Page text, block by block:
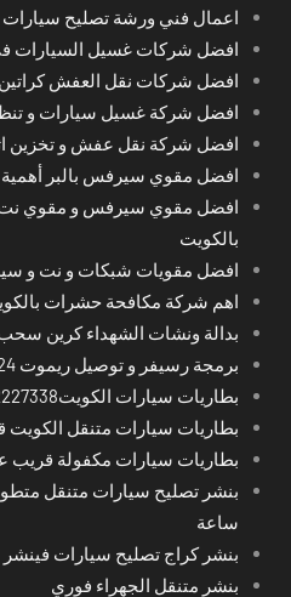
اعمال فني ورشة تصليح سيارات
افضل شركات غسيل السيارات
افضل شركات نقل العفش
افضل شركة غسيل سيارات و
افضل شركة نقل عفش و تخزين
افضل مقوي سيرفس بالبر
افضل مقوي سيرفس و مقوي
بالكويت
افضل مقويات شبكات و نت و
اهم شركة مكافحة حشرات
بدالة ونشات الشهداء كرين
برمجة رسيفر و توصيل ريموت 24 ساعة في محافظات الكويت
بطاريات سيارات الكويت52227338
بطاريات سيارات متنقل
بطاريات سيارات مكفولة قريب
ساعة
بنشر كراج تصليح سيارات
بنشر متنقل الجهراء فوري